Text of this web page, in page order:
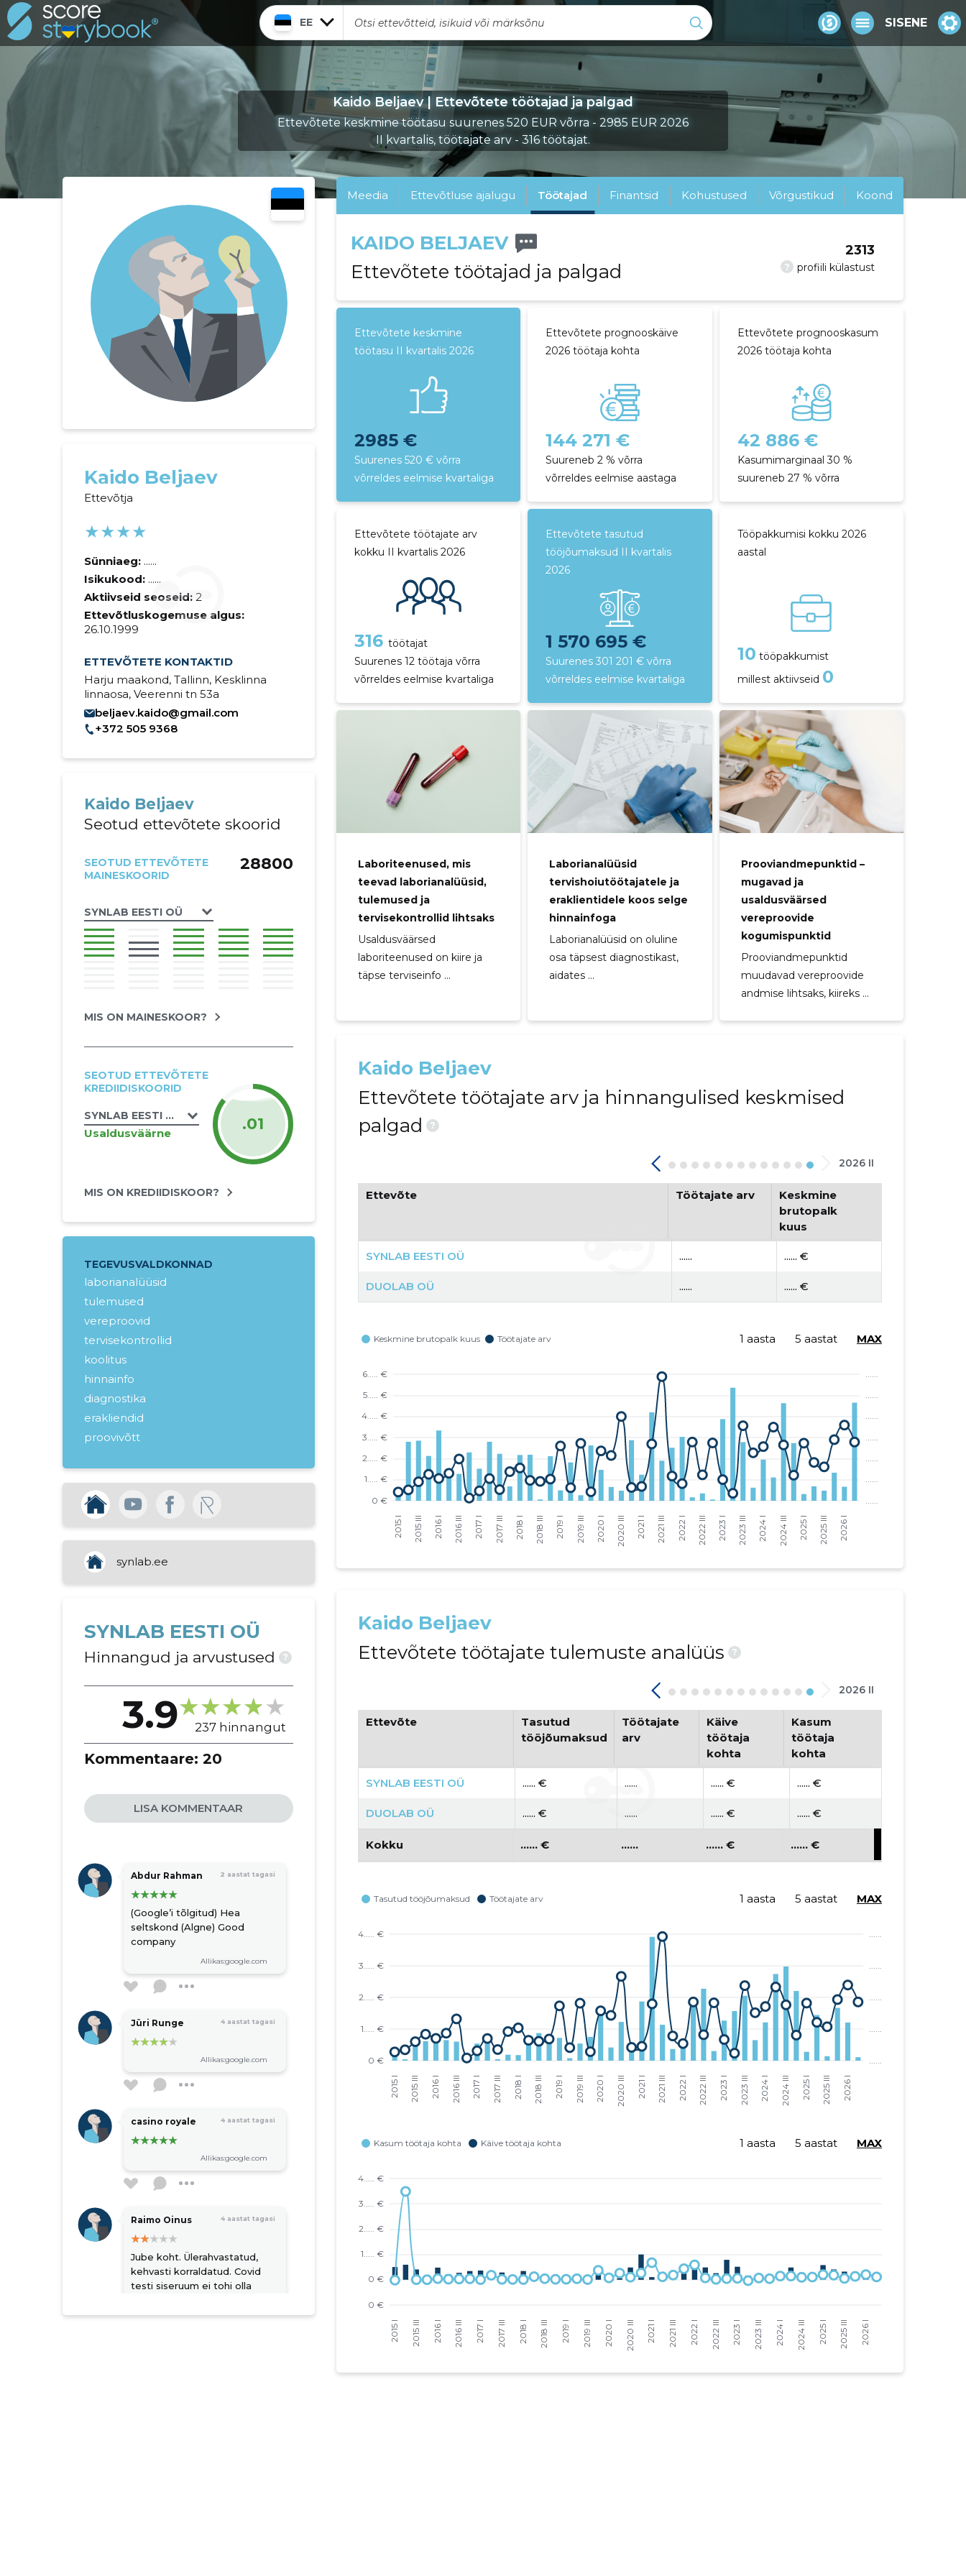
EE SISENE
Kaido Beljaev | Ettevõtete töötajad ja palgad
Ettevõtete keskmine töötasu suurenes 520 EUR võrra - 2985 EUR 2026
II kvartalis, töötajate arv - 316 töötajat.
Kaido Beljaev
Ettevõtja
★★★★
Sünniaeg: ......
Isikukood: ......
Aktiivseid seoseid: 2
Ettevõtluskogemuse algus:
26.10.1999
ETTEVÕTETE KONTAKTID
Harju maakond, Tallinn, Kesklinna
linnaosa, Veerenni tn 53a
beljaev.kaido@gmail.com
+372 505 9368
Kaido Beljaev
Seotud ettevõtete skoorid
SEOTUD ETTEVÕTETE
MAINESKOORID
SYNLAB EESTI OÜ
28800
MIS ON MAINESKOOR?
SEOTUD ETTEVÕTETE
KREDIIDISKOORID
SYNLAB EESTI OÜ
Usaldusväärne .01
MIS ON KREDIIDISKOOR?
TEGEVUSVALDKONNAD
laborianalüüsid
tulemused
vereproovid
tervisekontrollid
koolitus
hinnainfo
diagnostika
erakliendid
proovivõtt
tervisepäevad
tööandjad
meditsiinilaborite tegevus
synlab.ee
SYNLAB EESTI OÜ
Hinnangud ja arvustused ?
3.9 237 hinnangut
Kommentaare: 20
LISA KOMMENTAAR
Abdur Rahman 2 aastat tagasi
(Google’i tõlgitud) Hea
seltskond (Algne) Good
company
Allikas:google.com
Jüri Runge 4 aastat tagasi
Allikas:google.com
casino royale 4 aastat tagasi
Allikas:google.com
Raimo Oinus 4 aastat tagasi
Jube koht. Ülerahvastatud,
kehvasti korraldatud. Covid
testi siseruum ei tohi olla
vastik kogemus!
Meedia Ettevõtluse ajalugu Töötajad Finantsid Kohustused Võrgustikud Koond
KAIDO BELJAEV
Ettevõtete töötajad ja palgad
? profiili külastust
2313
Ettevõtete keskmine
töötasu II kvartalis 2026
2985 €
Suurenes 520 € võrra
võrreldes eelmise kvartaliga
Ettevõtete prognooskäive
2026 töötaja kohta
144 271 €
Suureneb 2 % võrra
võrreldes eelmise aastaga
Ettevõtete prognooskasum
2026 töötaja kohta
42 886 €
Kasumimarginaal 30 %
suureneb 27 % võrra
Ettevõtete töötajate arv
kokku II kvartalis 2026
316 töötajat
Suurenes 12 töötaja võrra
võrreldes eelmise kvartaliga
Ettevõtete tasutud
tööjõumaksud II kvartalis
2026
1 570 695 €
Suurenes 301 201 € võrra
võrreldes eelmise kvartaliga
Tööpakkumisi kokku 2026
aastal
10 tööpakkumist
millest aktiivseid 0
Laboriteenused, mis
teevad laborianalüüsid,
tulemused ja
tervisekontrollid lihtsaks
Usaldusväärsed
laboriteenused on kiire ja
täpse terviseinfo ...
Laborianalüüsid
tervishoiutöötajatele ja
eraklientidele koos selge
hinnainfoga
Laborianalüüsid on oluline
osa täpsest diagnostikast,
aidates ...
Prooviandmepunktid –
mugavad ja
usaldusväärsed
vereproovide
kogumispunktid
Prooviandmepunktid
muudavad vereproovide
andmise lihtsaks, kiireks ...
Kaido Beljaev
Ettevõtete töötajate arv ja hinnangulised keskmised
palgad
?
2026 II
Ettevõte Töötajate arv
Keskmine
brutopalk
kuus
SYNLAB EESTI OÜ ...... ...... €
DUOLAB OÜ ...... ...... €
1 aasta 5 aastat MAX
Kaido Beljaev
Ettevõtete töötajate tulemuste analüüs
?
2026 II
Ettevõte
Tasutud
tööjõumaksud
Töötajate
arv
Käive
töötaja
kohta
Kasum
töötaja
kohta
SYNLAB EESTI OÜ ...... € ...... ...... € ...... €
DUOLAB OÜ ...... € ...... ...... € ...... €
Kokku ...... € ...... ...... € ...... €
1 aasta 5 aastat MAX
1 aasta 5 aastat MAX